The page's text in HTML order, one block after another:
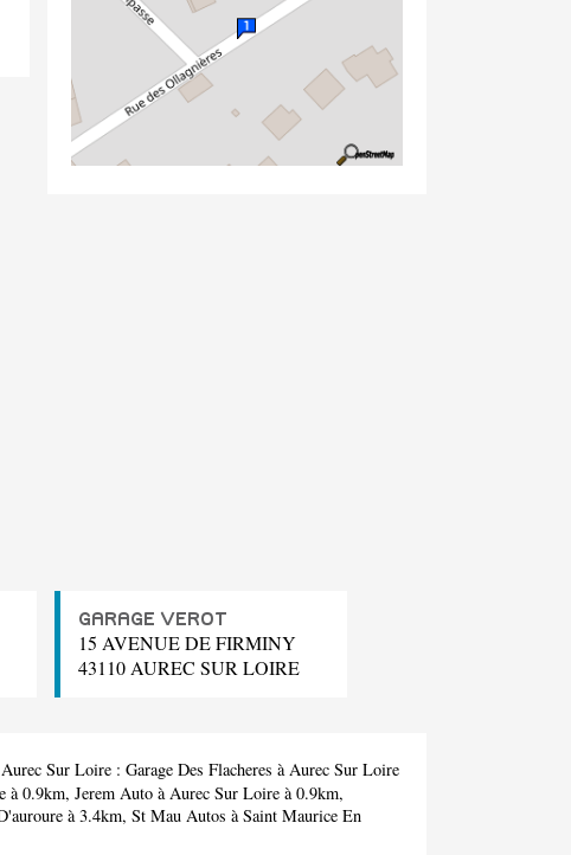
GARAGE VEROT
15 AVENUE DE FIRMINY
43110 AUREC SUR LOIRE
Aurec Sur Loire : Garage Des Flacheres à Aurec Sur Loire
à 0.9km, Jerem Auto à Aurec Sur Loire à 0.9km,
à 3.4km, St Mau Autos à Saint Maurice En